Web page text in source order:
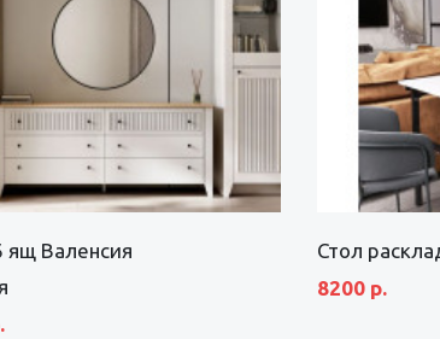
ящ Валенсия
Стол
8200 р.